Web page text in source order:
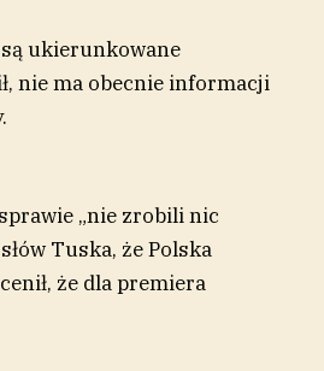
ukierunkowane
nie ma obecnie informacji
„nie zrobili nic
Tuska, że Polska
że dla premiera